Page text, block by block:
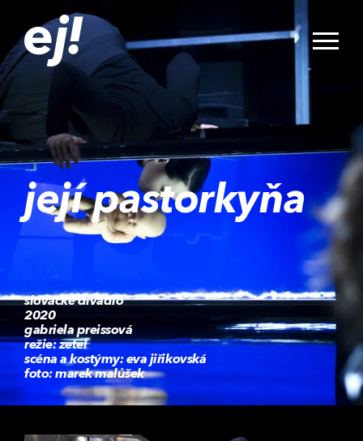
její pastorkyňa
slovácké divadlo
2020
gabriela preissová
režie: zetel
scéna a kostýmy: eva jiřikovská
foto: marek malůšek